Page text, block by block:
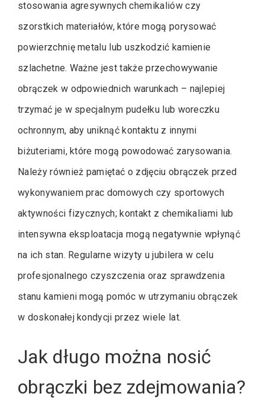
stosowania agresywnych chemikaliów czy
szorstkich materiałów, które mogą porysować
powierzchnię metalu lub uszkodzić kamienie
szlachetne. Ważne jest także przechowywanie
obrączek w odpowiednich warunkach – najlepiej
trzymać je w specjalnym pudełku lub woreczku
ochronnym, aby uniknąć kontaktu z innymi
biżuteriami, które mogą powodować zarysowania.
Należy również pamiętać o zdjęciu obrączek przed
wykonywaniem prac domowych czy sportowych
aktywności fizycznych; kontakt z chemikaliami lub
intensywna eksploatacja mogą negatywnie wpłynąć
na ich stan. Regularne wizyty u jubilera w celu
profesjonalnego czyszczenia oraz sprawdzenia
stanu kamieni mogą pomóc w utrzymaniu obrączek
w doskonałej kondycji przez wiele lat.
Jak długo można nosić
obrączki bez zdejmowania?